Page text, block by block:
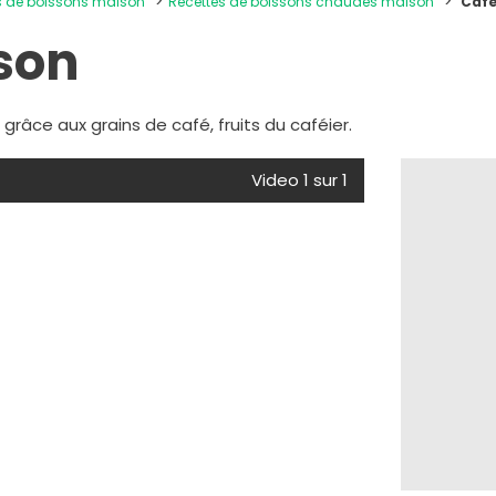
aux grains de café, fruits du caféier.
Video 1 sur 1